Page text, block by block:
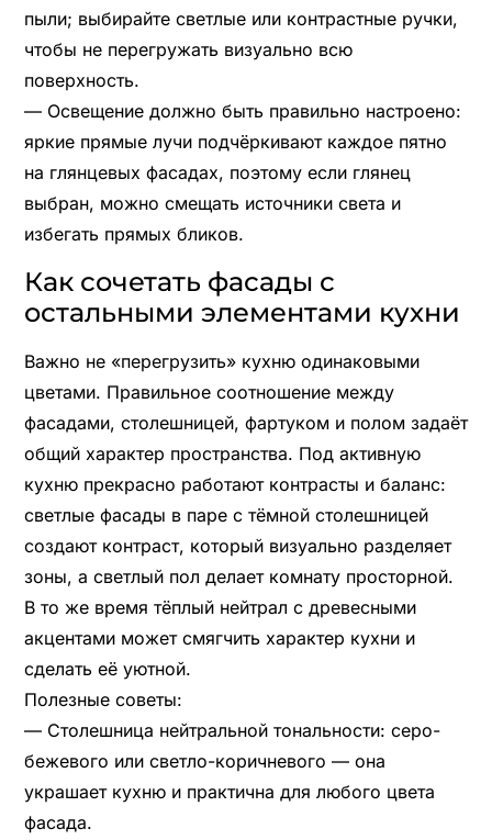
пыли; выбирайте светлые или контрастные ручки,
чтобы не перегружать визуально всю
поверхность.
— Освещение должно быть правильно настроено:
яркие прямые лучи подчёркивают каждое пятно
на глянцевых фасадах, поэтому если глянец
выбран, можно смещать источники света и
избегать прямых бликов.
Как сочетать фасады с
остальными элементами кухни
Важно не «перегрузить» кухню одинаковыми
цветами. Правильное соотношение между
фасадами, столешницей, фартуком и полом задаёт
общий характер пространства. Под активную
кухню прекрасно работают контрасты и баланс:
светлые фасады в паре с тёмной столешницей
создают контраст, который визуально разделяет
зоны, а светлый пол делает комнату просторной.
В то же время тёплый нейтрал с древесными
акцентами может смягчить характер кухни и
сделать её уютной.
Полезные советы:
— Столешница нейтральной тональности: серо-
бежевого или светло-коричневого — она
украшает кухню и практична для любого цвета
фасада.